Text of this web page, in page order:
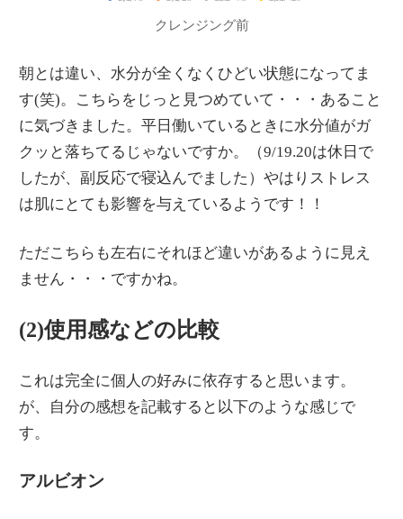
クレンジング前
朝とは違い、水分が全くなくひどい状態になってま
す(笑)。こちらをじっと見つめていて・・・あること
に気づきました。平日働いているときに水分値がガ
クッと落ちてるじゃないですか。（9/19.20は休日で
したが、副反応で寝込んでました）やはりストレス
は肌にとても影響を与えているようです！！
ただこちらも左右にそれほど違いがあるように見え
ません・・・ですかね。
(2)使用感などの比較
これは完全に個人の好みに依存すると思います。
が、自分の感想を記載すると以下のような感じで
す。
アルビオン